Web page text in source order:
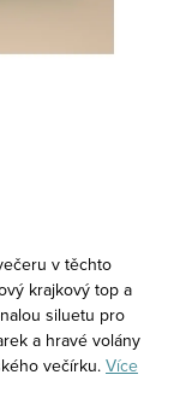
v těchto
krajkový top a
siluetu pro
a hravé volány
večírku. Více